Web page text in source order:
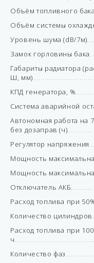
Объём топливного
Объём системы
Уровень шума (dB/7м)
Замок горловины бака
Габариты радиатора
Ш, мм)
КПД генератора, %
Система аварийной
Автономная работа на
без дозаправ (ч)
Регулятор напряжения
Мощность
Мощность
Отключатель АКБ
Расход топлива при
Количество цилиндров
Расход топлива при
ч
Количество фаз